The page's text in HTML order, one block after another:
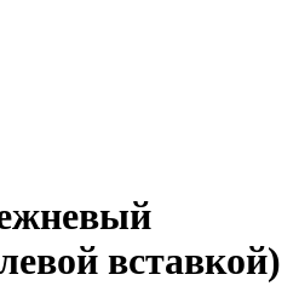
вставкой)